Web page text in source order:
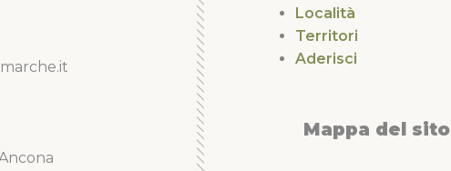
Località
Territori
Aderisci
Mappa del sito